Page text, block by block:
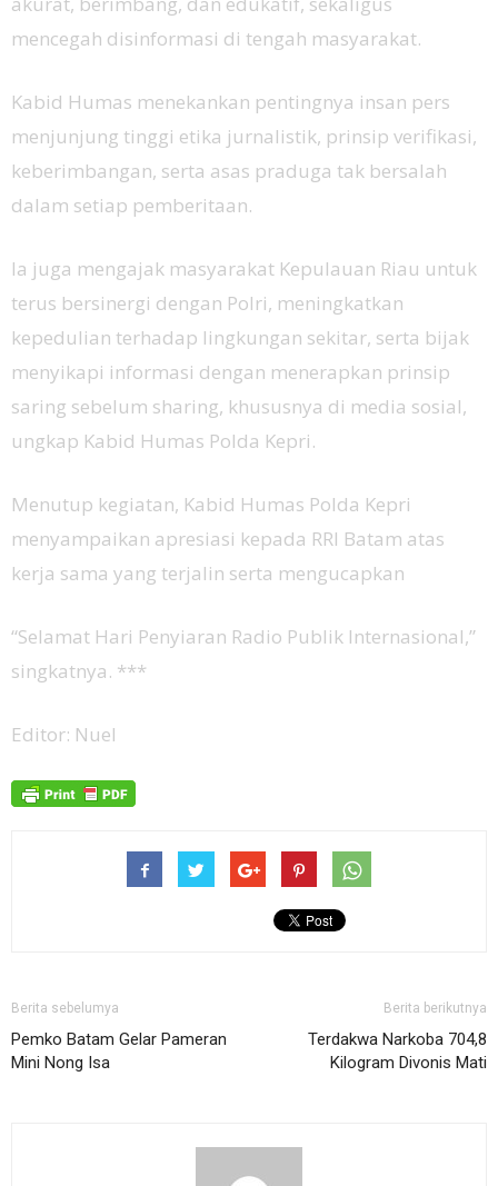
mencegah disinformasi di tengah masyarakat.
Kabid Humas menekankan pentingnya insan pers
menjunjung tinggi etika jurnalistik, prinsip verifikasi,
keberimbangan, serta asas praduga tak bersalah
dalam setiap pemberitaan.
Ia juga mengajak masyarakat Kepulauan Riau untuk
terus bersinergi dengan Polri, meningkatkan
kepedulian terhadap lingkungan sekitar, serta bijak
menyikapi informasi dengan menerapkan prinsip
saring sebelum sharing, khususnya di media sosial,
ungkap Kabid Humas Polda Kepri.
Menutup kegiatan, Kabid Humas Polda Kepri
menyampaikan apresiasi kepada RRI Batam atas
kerja sama yang terjalin serta mengucapkan
“Selamat Hari Penyiaran Radio Publik Internasional,”
singkatnya. ***
Editor: Nuel
Berita sebelumya
Pemko Batam Gelar Pameran
Mini Nong Isa
Berita berikutnya
Terdakwa Narkoba 704,8
Kilogram Divonis Mati